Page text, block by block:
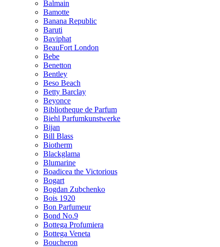
Balmain
Bamotte
Banana Republic
Baruti
Baviphat
BeauFort London
Bebe
Benetton
Bentley
Beso Beach
Betty Barclay
Beyonce
Bibliotheque de Parfum
Biehl Parfumkunstwerke
Bijan
Bill Blass
Biotherm
Blackglama
Blumarine
Boadicea the Victorious
Bogart
Bogdan Zubchenko
Bois 1920
Bon Parfumeur
Bond No.9
Bottega Profumiera
Bottega Veneta
Boucheron